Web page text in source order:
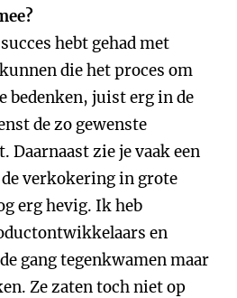
hebt gehad met
die het proces om
bedenken, juist erg in de
de zo gewenste
zie je vaak een
verkokering in grote
erg hevig. Ik heb
en
gang tegenkwamen maar
Ze zaten toch niet op